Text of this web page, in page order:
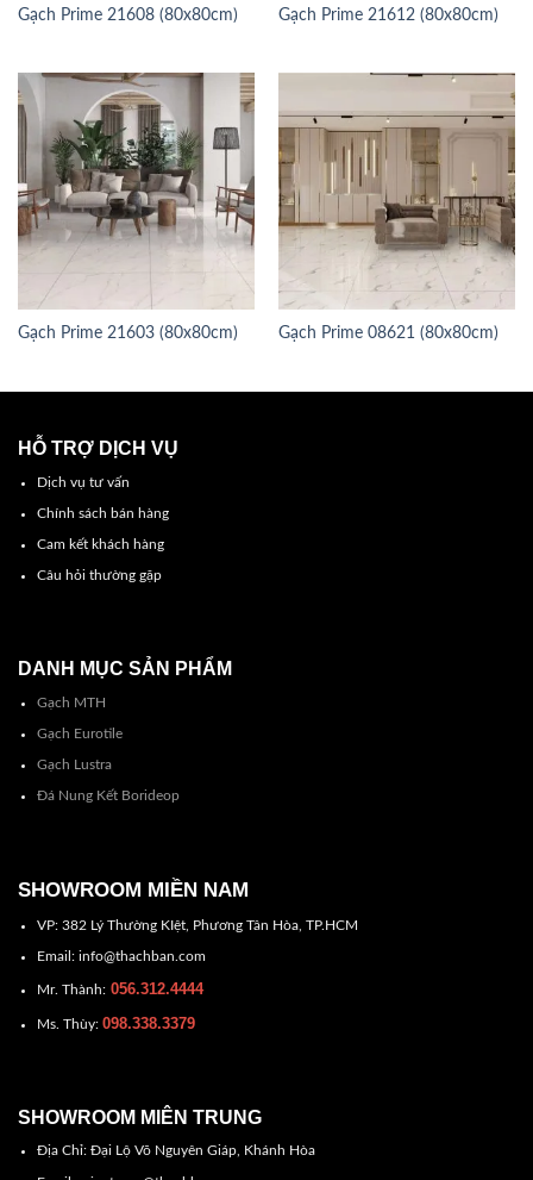
Gạch Prime 21608 (80x80cm) Gạch Prime 21612 (80x80cm)
Gạch Prime 21603 (80x80cm) Gạch Prime 08621 (80x80cm)
HỖ TRỢ DỊCH VỤ
Dịch vụ tư vấn
Chính sách bán hàng
Cam kết khách hàng
Câu hỏi thường gặp
DANH MỤC SẢN PHẨM
Gạch MTH
Gạch Eurotile
Gạch Lustra
Đá Nung Kết Borideop
SHOWROOM MIỀN NAM
VP: 382 Lý Thường KIệt, Phương Tân Hòa, TP.HCM
Email: info@thachban.com
Mr. Thành:056.312.4444
Ms. Thùy: 098.338.3379
SHOWROOM MIÊN TRUNG
Địa Chỉ: Đại Lộ Võ Nguyên Giáp, Khánh Hòa